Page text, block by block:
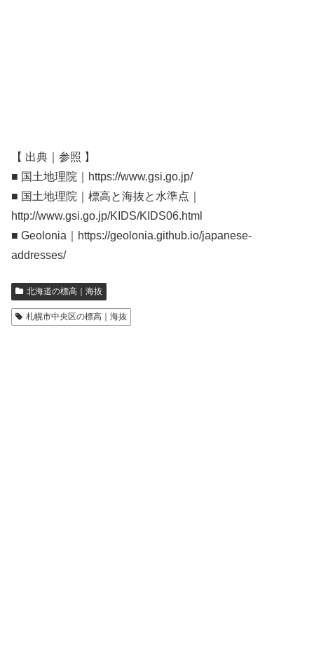
【 出典｜参照 】
■ 国土地理院｜https://www.gsi.go.jp/
■ 国土地理院｜標高と海抜と水準点｜
http://www.gsi.go.jp/KIDS/KIDS06.html
■ Geolonia｜https://geolonia.github.io/japanese-
addresses/
北海道の標高｜海抜
札幌市中央区の標高｜海抜